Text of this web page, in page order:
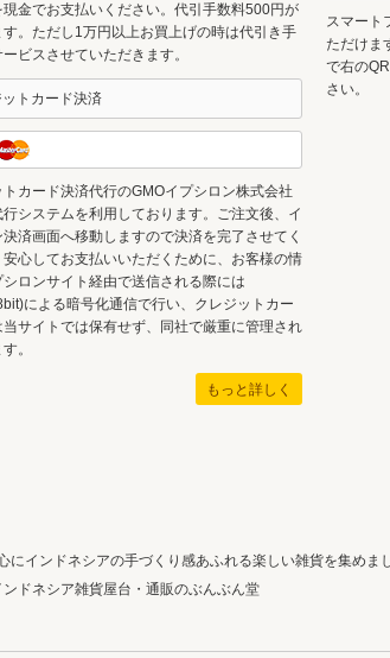
現金でお支払いください。代引手数料500円が
す。ただし1万円以上お買上げの時は代引き手
ビスさせていただきます。
ットカード決済
トカード決済代行のGMOイプシロン株式会社
システムを利用しております。ご注文後、イ
決済画面へ移動しますので決済を完了させてく
安心してお支払いいただくために、お客様の情
ロンサイト経由で送信される際には
による暗号化通信で行い、クレジットカー
当サイトでは保有せず、同社で厳重に管理され
。
もっと詳しく
スマート
ただけま
で右の
さい。
にインドネシアの手づくり感あふれる楽しい雑貨を集めま
ンドネシア雑貨屋台・通販のぶんぶん堂